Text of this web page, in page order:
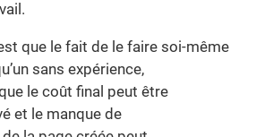
que le fait de le faire soi-même
sans expérience,
le coût final peut être
et le manque de